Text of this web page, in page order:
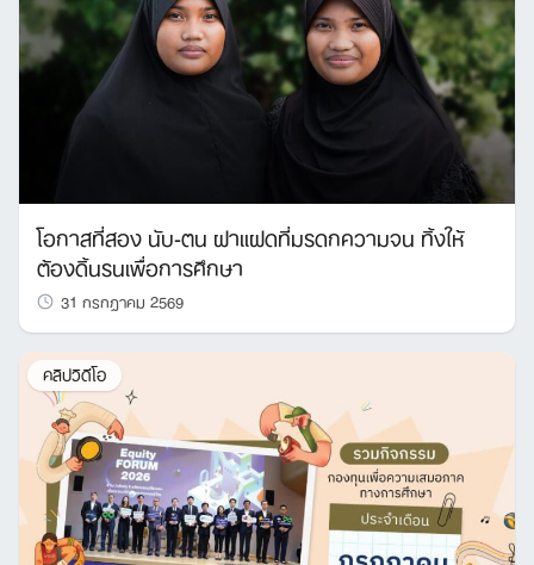
โอกาสที่สอง นับ-ตน ฝาแฝดที่มรดกความจน ทิ้งให้
ต้องดิ้นรนเพื่อการศึกษา
31 กรกฎาคม 2569
คลิปวิดีโอ